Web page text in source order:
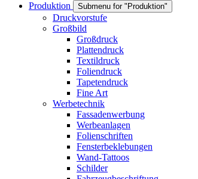
Produktion
Submenu for "Produktion"
Druckvorstufe
Großbild
Großdruck
Plattendruck
Textildruck
Foliendruck
Tapetendruck
Fine Art
Werbetechnik
Fassadenwerbung
Werbeanlagen
Folienschriften
Fensterbeklebungen
Wand-Tattoos
Schilder